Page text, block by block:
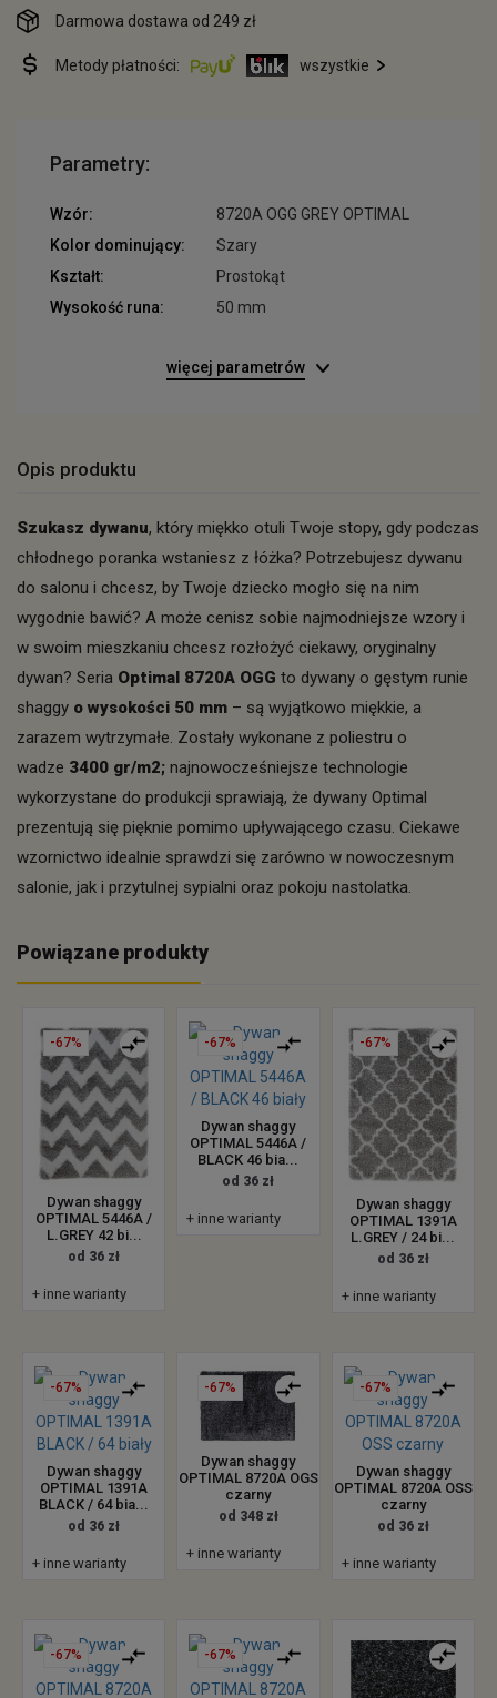
Darmowa dostawa od 249 zł
Metody płatności: wszystkie
Parametry:
Wzór:
8720A OGG GREY OPTIMAL
Kolor dominujący:
Szary
Kształt:
Prostokąt
Wysokość runa:
50 mm
więcej parametrów
Opis produktu
Szukasz dywanu, który miękko otuli Twoje stopy, gdy podczas
chłodnego poranka wstaniesz z łóżka? Potrzebujesz dywanu
do salonu i chcesz, by Twoje dziecko mogło się na nim
wygodnie bawić? A może cenisz sobie najmodniejsze wzory i
w swoim mieszkaniu chcesz rozłożyć ciekawy, oryginalny
dywan? Seria Optimal 8720A OGG to dywany o gęstym runie
shaggy o wysokości 50 mm – są wyjątkowo miękkie, a
zarazem wytrzymałe. Zostały wykonane z poliestru o
wadze 3400 gr/m2; najnowocześniejsze technologie
wykorzystane do produkcji sprawiają, że dywany Optimal
prezentują się pięknie pomimo upływającego czasu. Ciekawe
wzornictwo idealnie sprawdzi się zarówno w nowoczesnym
salonie, jak i przytulnej sypialni oraz pokoju nastolatka.
Powiązane produkty
-67%
Dywan shaggy
OPTIMAL 5446A /
L.GREY 42 bi...
od 36 zł
+ inne warianty
-67%
Dywan shaggy
OPTIMAL 5446A /
BLACK 46 bia...
od 36 zł
+ inne warianty
-67%
Dywan shaggy
OPTIMAL 1391A
L.GREY / 24 bi...
od 36 zł
+ inne warianty
-67%
Dywan shaggy
OPTIMAL 1391A
BLACK / 64 bia...
od 36 zł
+ inne warianty
-67%
Dywan shaggy
OPTIMAL 8720A OGS
czarny
od 348 zł
+ inne warianty
-67%
Dywan shaggy
OPTIMAL 8720A OSS
czarny
od 36 zł
+ inne warianty
-67% -67%